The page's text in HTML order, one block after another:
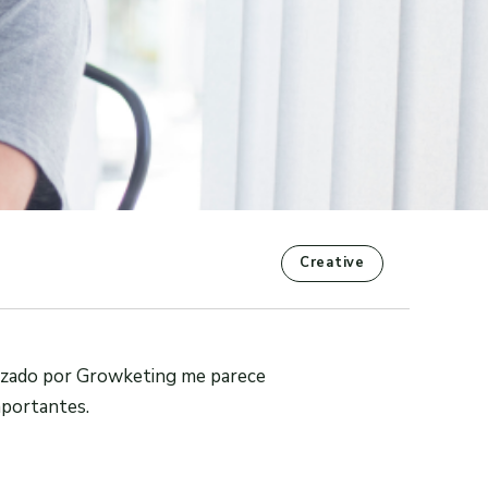
Creative
por Growketing me parece